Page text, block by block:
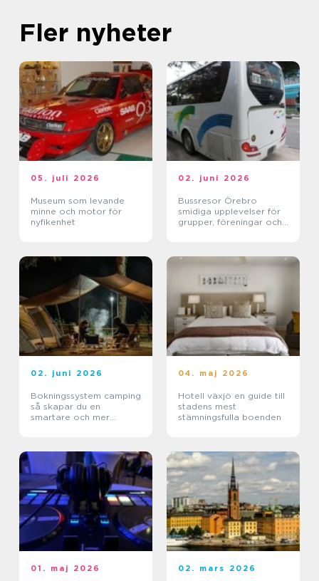
Fler nyheter
05. juli 2026
Museum som levande
minne och motor för
nyfikenhet
02. juni 2026
Bussresor Örebro
smidiga upplevelser för
grupper, föreningar och
02. juni 2026
Bokningssystem camping
så skapar du en
smartare och mer
04. maj 2026
Hotell växjö en guide till
stadens mest
stämningsfulla boenden
01. maj 2026 02. mars 2026